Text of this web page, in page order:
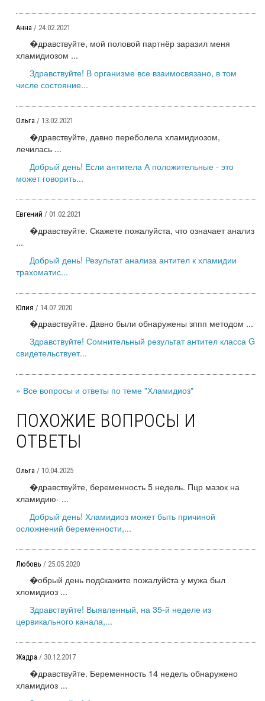
Анна / 24.02.2021
�дравствуйте, мой половой партнёр заразил меня
хламидиозом ...
Здравствуйте! В организме все взаимосвязано, в том
числе состояние...
Ольга / 13.02.2021
�дравствуйте, давно переболела хламидиозом,
лечилась ...
Добрый день! Если антитела А положительные - это
может говорить...
Евгений / 01.02.2021
�дравствуйте. Скажете пожалуйста, что означает анализ
...
Добрый день! Результат анализа антител к хламидии
трахоматис...
Юлия / 14.07.2020
�дравствуйте. Давно были обнаружены зппп методом ...
Здравствуйте! Сомнительный результат антител класса G
свидетельствует...
» Все вопросы и ответы по теме "Хламидиоз"
ПОХОЖИЕ ВОПРОСЫ И
ОТВЕТЫ
Ольга / 10.04.2025
�дравствуйте, беременность 5 недель. Пцр мазок на
хламидию- ...
Добрый день! Хламидиоз может быть причиной
осложнений беременности,...
Любовь / 25.05.2020
�обрый день подcкажите пожалуйcта у мужа был
хломидиоз ...
Здравствуйте! Выявленный, на 35-й неделе из
цервикального канала,...
Жадра / 30.12.2017
�дравствуйте. Беременность 14 недель обнаружено
хламидиоз ...